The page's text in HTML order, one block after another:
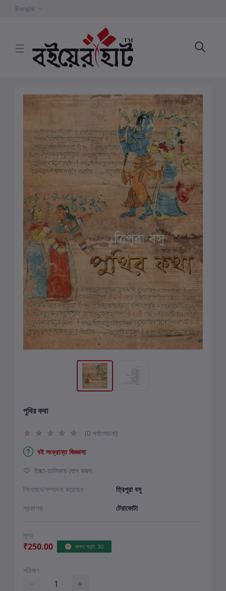
Bangla
পুথির কথা
(0 পর্যালোচনা)
বই সংক্রান্ত জিজ্ঞাসা
ইচ্ছা-তালিকায় যোগ করুন
লিখেছেন/সম্পাদনা করেছেন
ত্রিপুরা বসু
প্রকাশক
টেরাকোটা
মূল্য
₹250.00 ক্লাব পয়েন্ট: 30
পরিমাণ